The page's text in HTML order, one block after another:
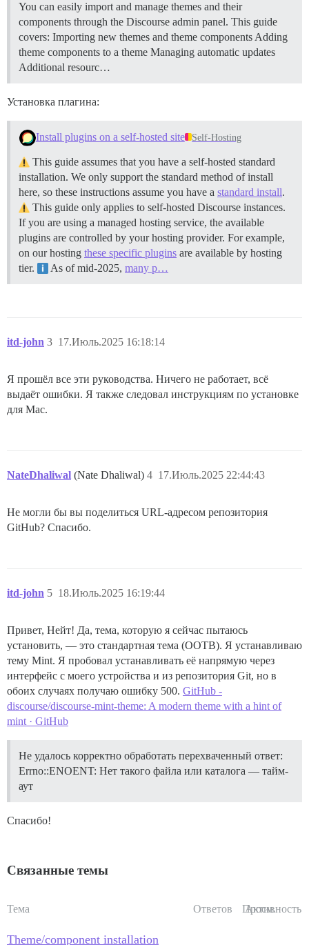
You can easily import and manage themes and their
components through the Discourse admin panel. This guide
covers: Importing new themes and theme components Adding
theme components to a theme Managing automatic updates
Additional resourc…
Установка плагина:
Install plugins on a self-hosted site Self-Hosting
This guide assumes that you have a self-hosted standard
installation. We only support the standard method of install
here, so these instructions assume you have a standard install.
This guide only applies to self-hosted Discourse instances.
If you are using a managed hosting service, the available
plugins are controlled by your hosting provider. For example,
on our hosting these specific plugins are available by hosting
tier.
As of mid-2025, many p…
itd-john 17.Июль.2025 16:18:14
3
Я прошёл все эти руководства. Ничего не работает, всё
выдаёт ошибки. Я также следовал инструкциям по установке
для Mac.
NateDhaliwal (Nate Dhaliwal) 17.Июль.2025 22:44:43
4
Не могли бы вы поделиться URL-адресом репозитория
GitHub? Спасибо.
itd-john 18.Июль.2025 16:19:44
5
Привет, Нейт! Да, тема, которую я сейчас пытаюсь
установить, — это стандартная тема (OOTB). Я устанавливаю
тему Mint. Я пробовал устанавливать её напрямую через
интерфейс с моего устройства и из репозитория Git, но в
обоих случаях получаю ошибку 500. GitHub -
discourse/discourse-mint-theme: A modern theme with a hint of
mint · GitHub
Не удалось корректно обработать перехваченный ответ:
Errno::ENOENT: Нет такого файла или каталога — тайм-
аут
Спасибо!
Связанные темы
Тема Ответов Просм.
Активность
Theme/component installation